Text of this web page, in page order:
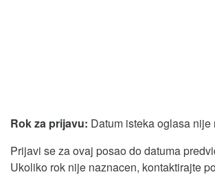
Rok za prijavu: Datum isteka oglasa nije
Prijavi se za ovaj posao do datuma
Ukoliko rok nije naznacen, kontaktirajte